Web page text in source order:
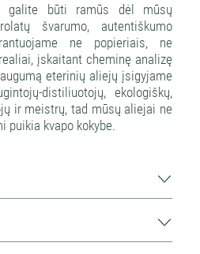
galite būti ramūs dėl mūsų
švarumo, autentiškumo
ne popieriais, ne
įskaitant cheminę analizę
eterinių aliejų įsigyjame
distiliuotojų, ekologiškų,
ir meistrų, tad mūsų aliejai ne
puikia kvapo kokybe.